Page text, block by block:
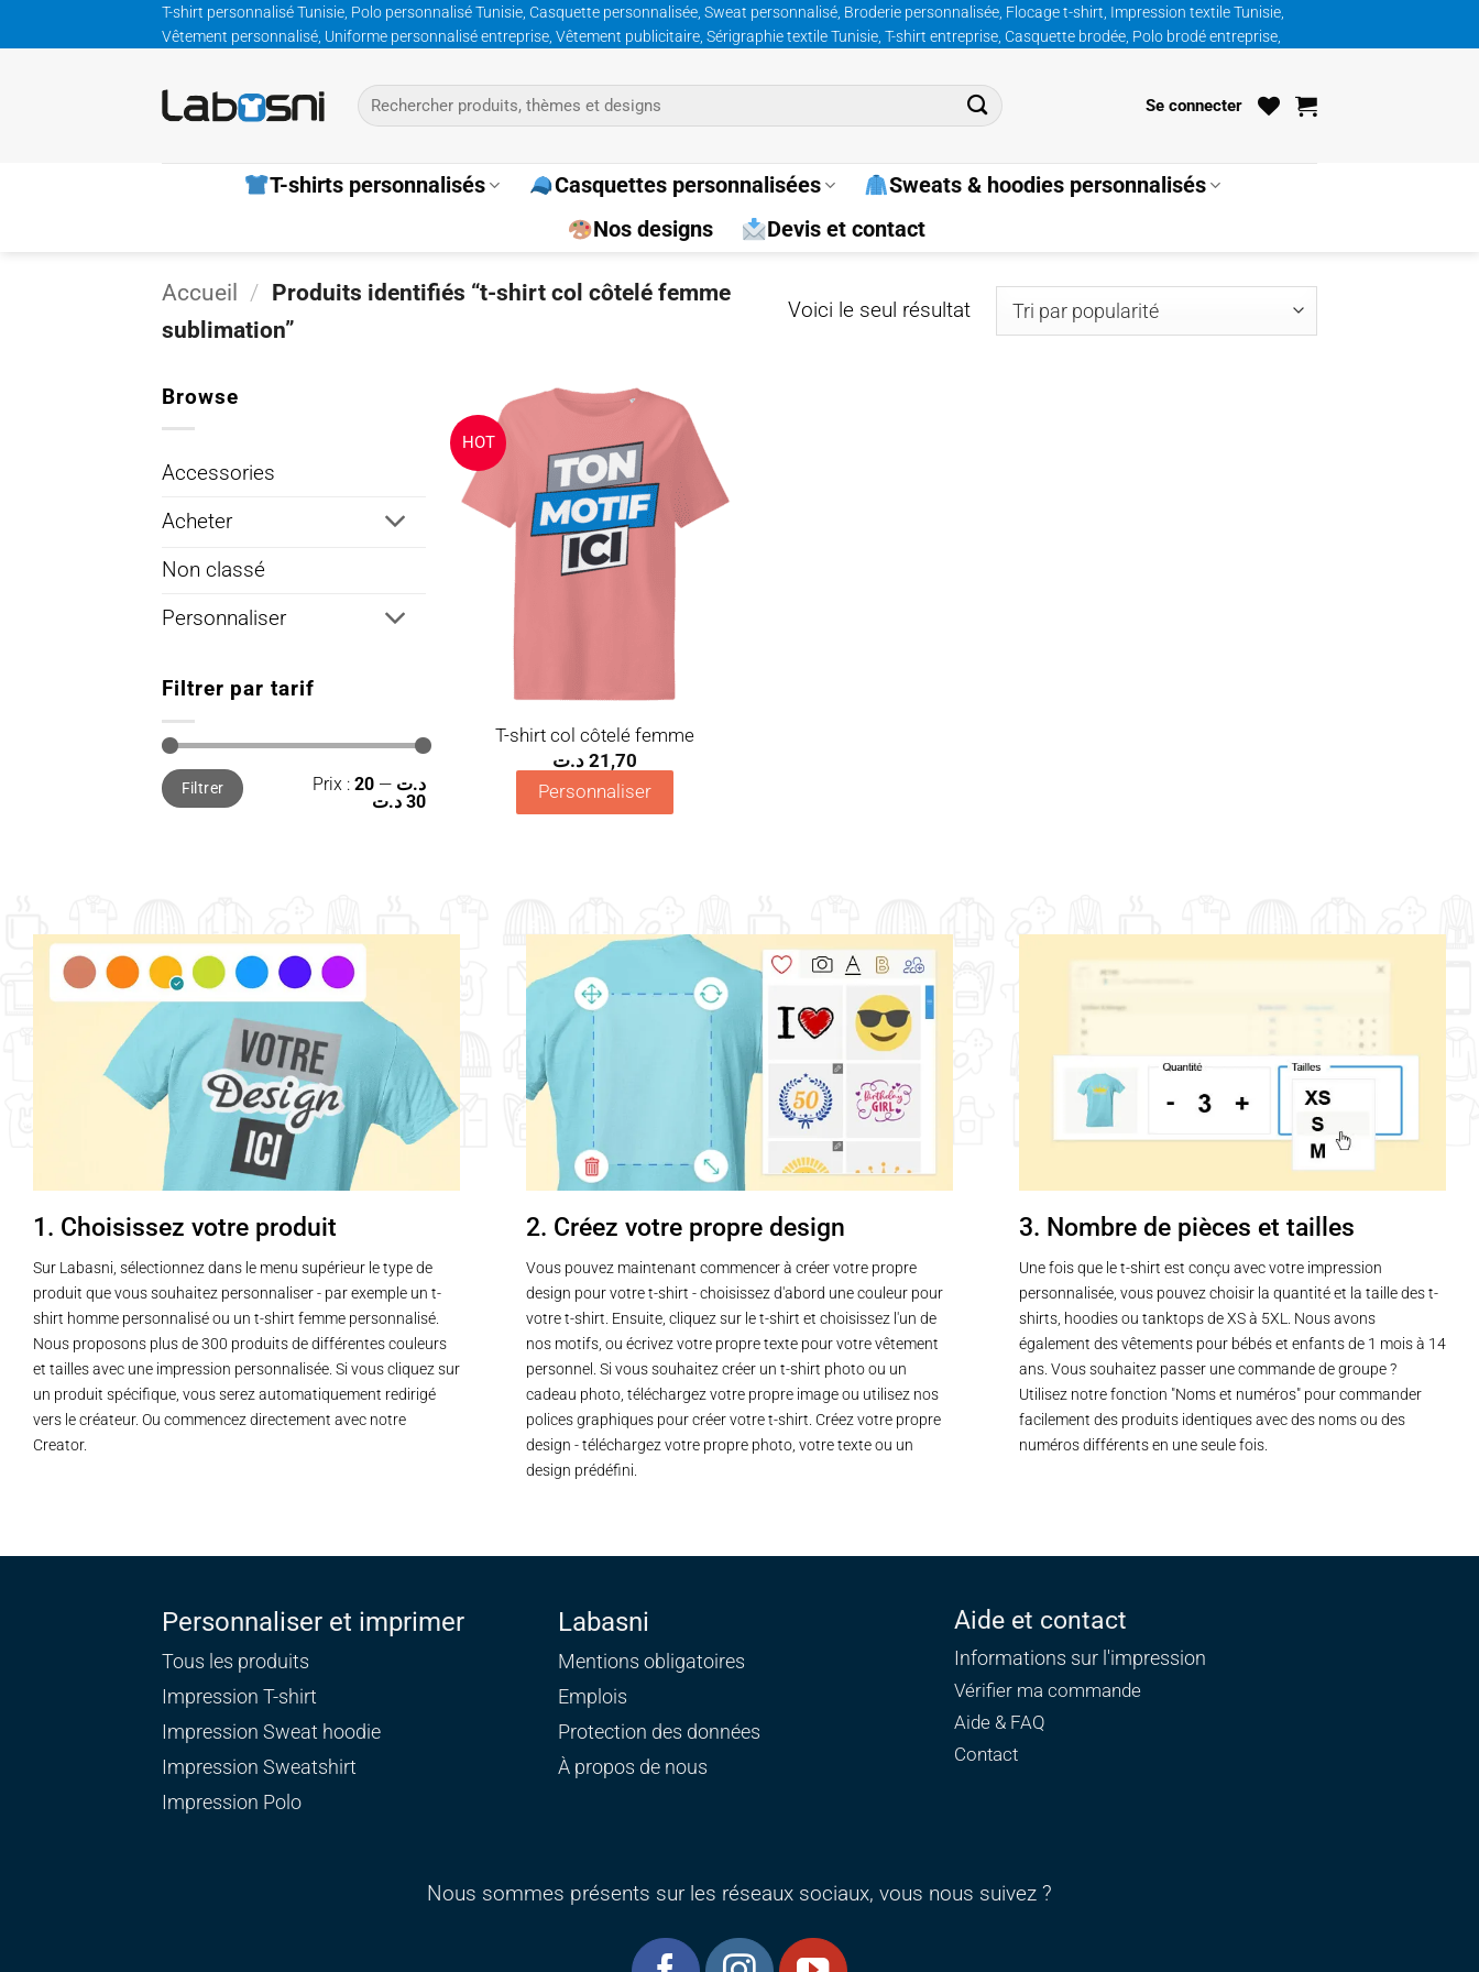
au
T-shirt personnalisé Tunisie, Polo personnalisé Tunisie, Casquette personnalisée, Sweat personnalisé, Broderie personnalisée, Flocage t-shirt, Impression textile Tunisie,
Vêtement personnalisé, Uniforme personnalisé entreprise, Vêtement publicitaire, Sérigraphie textile Tunisie, T-shirt entreprise, Casquette brodée, Polo brodé entreprise,
Recherche
pour :
Se connecter
T-shirts personnalisés Casquettes personnalisées
Sweats & hoodies personnalisés
Nos designs
Devis et contact
Accueil / Produits identifiés “t-shirt col côtelé femme
sublimation”
Voici le seul résultat
Browse
Accessories
Acheter
Non classé
Personnaliser
Filtrer par tarif
Prix
min
Prix
maxFiltrer Prix : 20 د.ت —
30 د.ت
HOT
Ajouter
wishlist
T-shirt col côtelé femme
21,70 د.ت
Personnaliser
1. Choisissez votre produit
Sur Labasni, sélectionnez dans le menu supérieur le type de
produit que vous souhaitez personnaliser - par exemple un t-
shirt homme personnalisé ou un t-shirt femme personnalisé.
Nous proposons plus de 300 produits de différentes couleurs
et tailles avec une impression personnalisée. Si vous cliquez sur
un produit spécifique, vous serez automatiquement redirigé
vers le créateur. Ou commencez directement avec notre
Creator.
2. Créez votre propre design
Vous pouvez maintenant commencer à créer votre propre
design pour votre t-shirt - choisissez d'abord une couleur pour
votre t-shirt. Ensuite, cliquez sur le t-shirt et choisissez l'un de
nos motifs, ou écrivez votre propre texte pour votre vêtement
personnel. Si vous souhaitez créer un t-shirt photo ou un
cadeau photo, téléchargez votre propre image ou utilisez nos
polices graphiques pour créer votre t-shirt. Créez votre propre
design - téléchargez votre propre photo, votre texte ou un
design prédéfini.
3. Nombre de pièces et tailles
Une fois que le t-shirt est conçu avec votre impression
personnalisée, vous pouvez choisir la quantité et la taille des t-
shirts, hoodies ou tanktops de XS à 5XL. Nous avons
également des vêtements pour bébés et enfants de 1 mois à 14
ans. Vous souhaitez passer une commande de groupe ?
Utilisez notre fonction "Noms et numéros" pour commander
facilement des produits identiques avec des noms ou des
numéros différents en une seule fois.
Personnaliser et imprimer
Tous les produits
Impression T-shirt
Impression Sweat hoodie
Impression Sweatshirt
Impression Polo
Labasni
Mentions obligatoires
Emplois
Protection des données
À propos de nous
Aide et contact
Informations sur l'impression
Vérifier ma commande
Aide & FAQ
Contact
Nous sommes présents sur les réseaux sociaux, vous nous suivez ?